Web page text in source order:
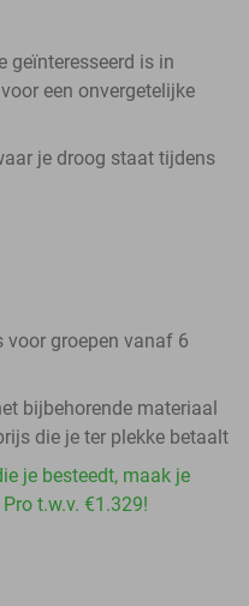
geïnteresseerd is in
een onvergetelijke
je droog staat tijdens
voor groepen vanaf 6
bijbehorende materiaal
die je ter plekke betaalt
je besteedt, maak je
t.w.v. €1.329!